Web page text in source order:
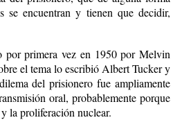
se encuentran y tienen que decidir,
por primera vez en 1950 por Melvin
el tema lo escribió Albert Tucker y
del prisionero fue ampliamente
oral, probablemente porque
la proliferación nuclear.